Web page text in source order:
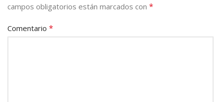
campos obligatorios están marcados con *
Comentario *